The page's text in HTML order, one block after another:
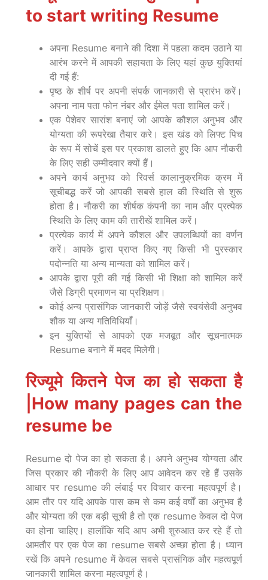
to start writing Resume
अपना Resume बनाने की दिशा में पहला कदम उठाने या
आरंभ करने में आपकी सहायता के लिए यहां कुछ युक्तियां
दी गई हैं:
पृष्ठ के शीर्ष पर अपनी संपर्क जानकारी से प्रारंभ करें।
अपना नाम पता फोन नंबर और ईमेल पता शामिल करें।
एक पेशेवर सारांश बनाएं जो आपके कौशल अनुभव और
योग्यता की रूपरेखा तैयार करे। इस खंड को लिफ्ट पिच
के रूप में सोचें इस पर प्रकाश डालते हुए कि आप नौकरी
के लिए सही उम्मीदवार क्यों हैं।
अपने कार्य अनुभव को रिवर्स कालानुक्रमिक क्रम में
सूचीबद्ध करें जो आपकी सबसे हाल की स्थिति से शुरू
होता है। नौकरी का शीर्षक कंपनी का नाम और प्रत्येक
स्थिति के लिए काम की तारीखें शामिल करें।
प्रत्येक कार्य में अपने कौशल और उपलब्धियों का वर्णन
करें। आपके द्वारा प्राप्त किए गए किसी भी पुरस्कार
पदोन्नति या अन्य मान्यता को शामिल करें।
आपके द्वारा पूरी की गई किसी भी शिक्षा को शामिल करें
जैसे डिग्री प्रमाणन या प्रशिक्षण।
कोई अन्य प्रासंगिक जानकारी जोड़ें जैसे स्वयंसेवी अनुभव
शौक या अन्य गतिविधियाँ।
इन युक्तियों से आपको एक मजबूत और सूचनात्मक
Resume बनाने में मदद मिलेगी।
रिज्यूमे कितने ​​पेज का हो सकता है
How many pages can the
resume be
Resume दो पेज का हो सकता है। अपने अनुभव योग्यता और
जिस प्रकार की नौकरी के लिए आप आवेदन कर रहे हैं उसके
आधार पर resume की लंबाई पर विचार करना महत्वपूर्ण है।
आम तौर पर यदि आपके पास कम से कम कई वर्षों का अनुभव है
और योग्यता की एक बड़ी सूची है तो एक resume केवल दो पेज
का होना चाहिए। हालाँकि यदि आप अभी शुरुआत कर रहे हैं तो
आमतौर पर एक पेज का resume सबसे अच्छा होता है। ध्यान
रखें कि अपने resume में केवल सबसे प्रासंगिक और महत्वपूर्ण
जानकारी शामिल करना महत्वपूर्ण है।